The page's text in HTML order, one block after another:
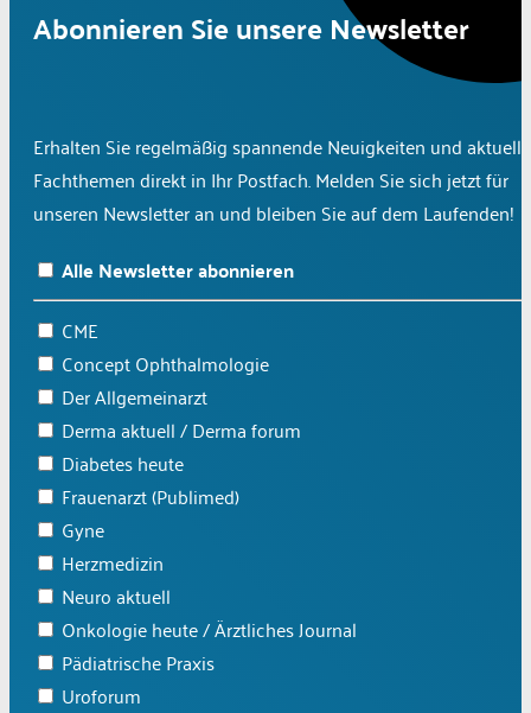
Abonnieren Sie unsere Newsletter
Erhalten Sie regelmäßig spannende Neuigkeiten und aktuelle
Fachthemen direkt in Ihr Postfach. Melden Sie sich jetzt für
unseren Newsletter an und bleiben Sie auf dem Laufenden!
Alle Newsletter abonnieren
CME
Concept Ophthalmologie
Der Allgemeinarzt
Derma aktuell / Derma forum
Diabetes heute
Frauenarzt (Publimed)
Gyne
Herzmedizin
Neuro aktuell
Onkologie heute / Ärztliches Journal
Pädiatrische Praxis
Uroforum